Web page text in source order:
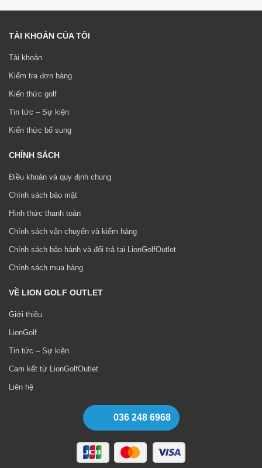
TÀI KHOẢN CỦA TÔI
Tài khoản
Kiểm tra đơn hàng
Kiến thức golf
Tin tức – Sự kiện
Kiến thức bổ sung
CHÍNH SÁCH
Điều khoản và quy định chung
Chính sách bảo mật
Hình thức thanh toán
Chính sách vận chuyển và kiểm hàng
Chính sách bảo hành và đổi trả tại LionGolfOutlet
Chính sách mua hàng
VỀ LION GOLF OUTLET
Giới thiệu
LionGolf
Tin tức – Sự kiện
Cam kết từ LionGolfOutlet
Liên hệ
036 248 6968